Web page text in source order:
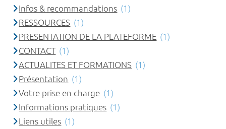
Infos & recommandations (1)
RESSOURCES (1)
PRESENTATION DE LA PLATEFORME (1)
CONTACT (1)
ACTUALITES ET FORMATIONS (1)
Présentation (1)
Votre prise en charge (1)
Informations pratiques (1)
Liens utiles (1)